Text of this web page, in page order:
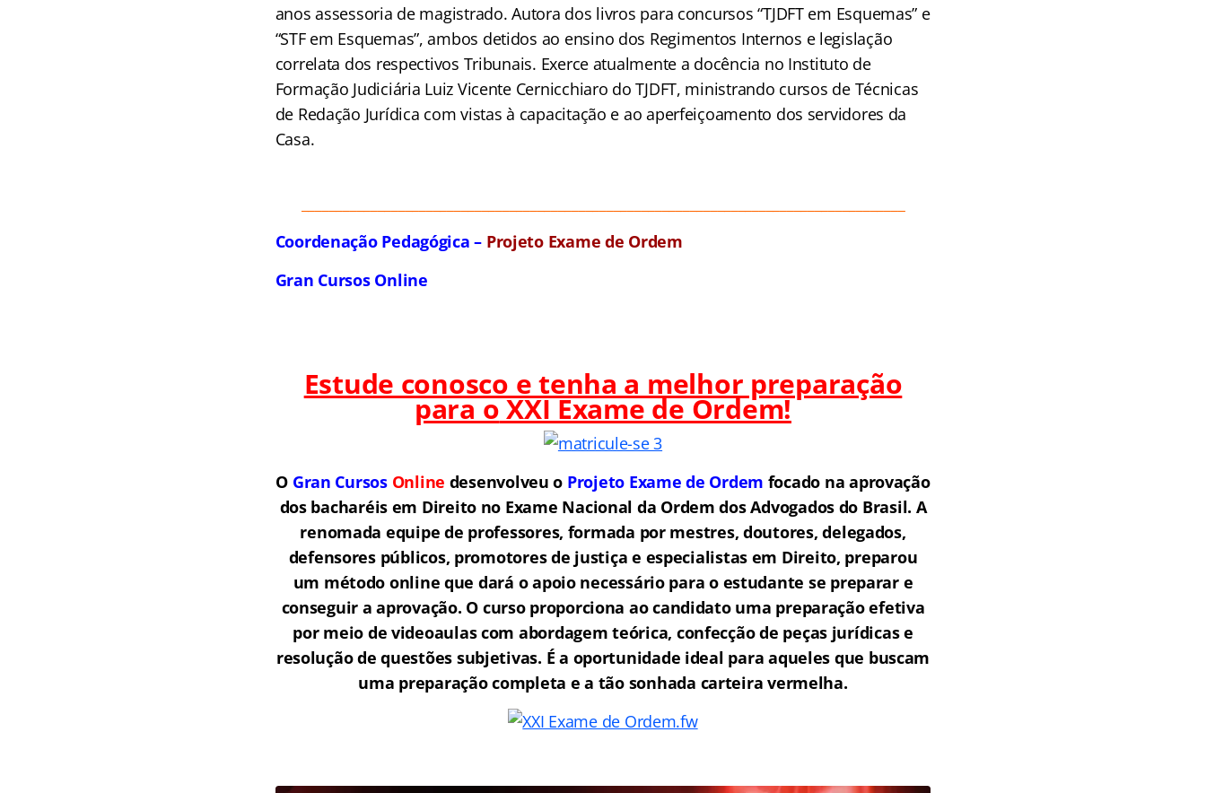
anos assessoria de magistrado. Autora dos livros para concursos “TJDFT em Esquemas” e
“STF em Esquemas”, ambos detidos ao ensino dos Regimentos Internos e legislação
correlata dos respectivos Tribunais. Exerce atualmente a docência no Instituto de
Formação Judiciária Luiz Vicente Cernicchiaro do TJDFT, ministrando cursos de Técnicas
de Redação Jurídica com vistas à capacitação e ao aperfeiçoamento dos servidores da
Casa.
Coordenação Pedagógica – Projeto Exame de Ordem
Gran Cursos Online
Estude conosco e tenha a melhor preparação
para oXXI Exame de Ordem!
O Gran Cursos Online desenvolveu o Projeto Exame de Ordem focado na aprovação
dos bacharéis em Direito no Exame Nacional da Ordem dos Advogados do Brasil. A
renomada equipe de professores, formada por mestres, doutores, delegados,
defensores públicos, promotores de justiça e especialistas em Direito, preparou
um método online que dará o apoio necessário para o estudante se preparar e
conseguir a aprovação. O curso proporciona ao candidato uma preparação efetiva
por meio de videoaulas com abordagem teórica, confecção de peças jurídicas e
resolução de questões subjetivas. É a oportunidade ideal para aqueles que buscam
uma preparação completa e a tão sonhada carteira vermelha.